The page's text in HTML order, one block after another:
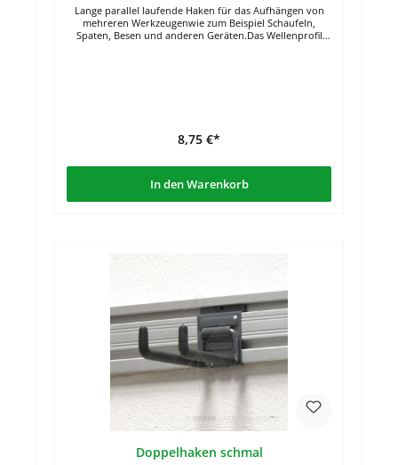
Lange parallel laufende Haken für das Aufhängen von
mehreren Werkzeugenwie zum Beispiel Schaufeln,
Spaten, Besen und anderen Geräten.Das Wellenprofil
8,75 €*
In den Warenkorb
Doppelhaken schmal